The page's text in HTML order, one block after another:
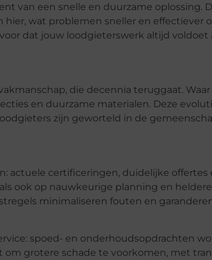
van een snelle en duurzame oplossing.
wat problemen sneller en effectiever
dat jouw loodgieterswerk altijd voldoet
die decennia teruggaat.
en duurzame materialen. Deze
zijn geworteld in de
actuele certificeringen, duidelijke offertes
ook op nauwkeurige planning en heldere
minimaliseren fouten en
spoed- en onderhoudsopdrachten
grotere schade te voorkomen, met